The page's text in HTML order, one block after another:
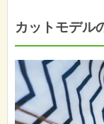
カットモデル